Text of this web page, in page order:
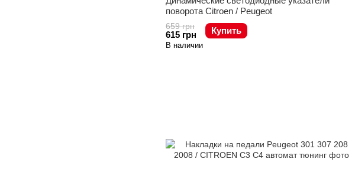
поворота Citroen / Peugeot
659 грн
615 грн Купить
В наличии